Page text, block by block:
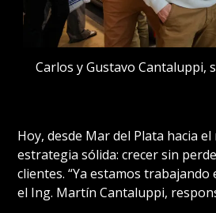
Carlos y Gustavo Cantaluppi,
Hoy, desde Mar del Plata hacia
estrategia sólida: crecer sin
clientes. “Ya estamos
el Ing. Martín Cantaluppi,